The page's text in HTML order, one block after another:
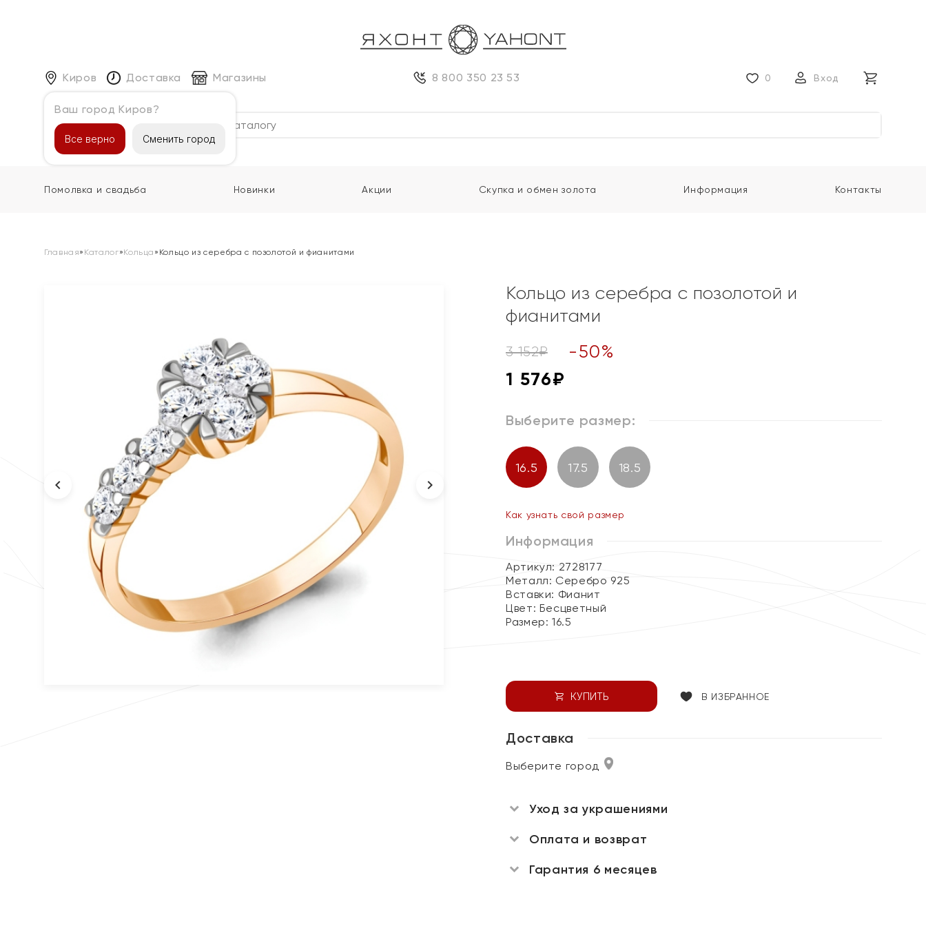
Киров
Ваш город Киров?
Все верно Сменить город
Доставка Магазины 8 800 350 23 53 0 Вход
Каталог
Помолвка и свадьба Новинки Акции Скупка и обмен золота Информация Контакты
Главная» Каталог»Кольца » Кольцо из серебра с позолотой и фианитами
Кольцо из серебра с позолотой и
фианитами
3 152₽ -50%
1 576₽
Выберите размер:
16.5 17.5 18.5
Как узнать свой размер
Информация
Артикул: 2728177
Металл: Серебро 925
Вставки: Фианит
Цвет: Бесцветный
Размер:16.5
КУПИТЬ В ИЗБРАННОЕ
Доставка
Выберите город
Уход за украшениями
Оплата и возврат
Гарантия 6 месяцев